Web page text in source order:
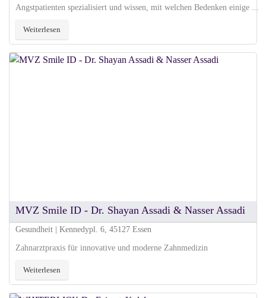
Angstpatienten spezialisiert und wissen, mit welchen Bedenken einige ...
Weiterlesen
MVZ Smile ID - Dr. Shayan Assadi & Nasser Assadi
Gesundheit | Kennedypl. 6, 45127 Essen
Zahnarztpraxis für innovative und moderne Zahnmedizin
Weiterlesen